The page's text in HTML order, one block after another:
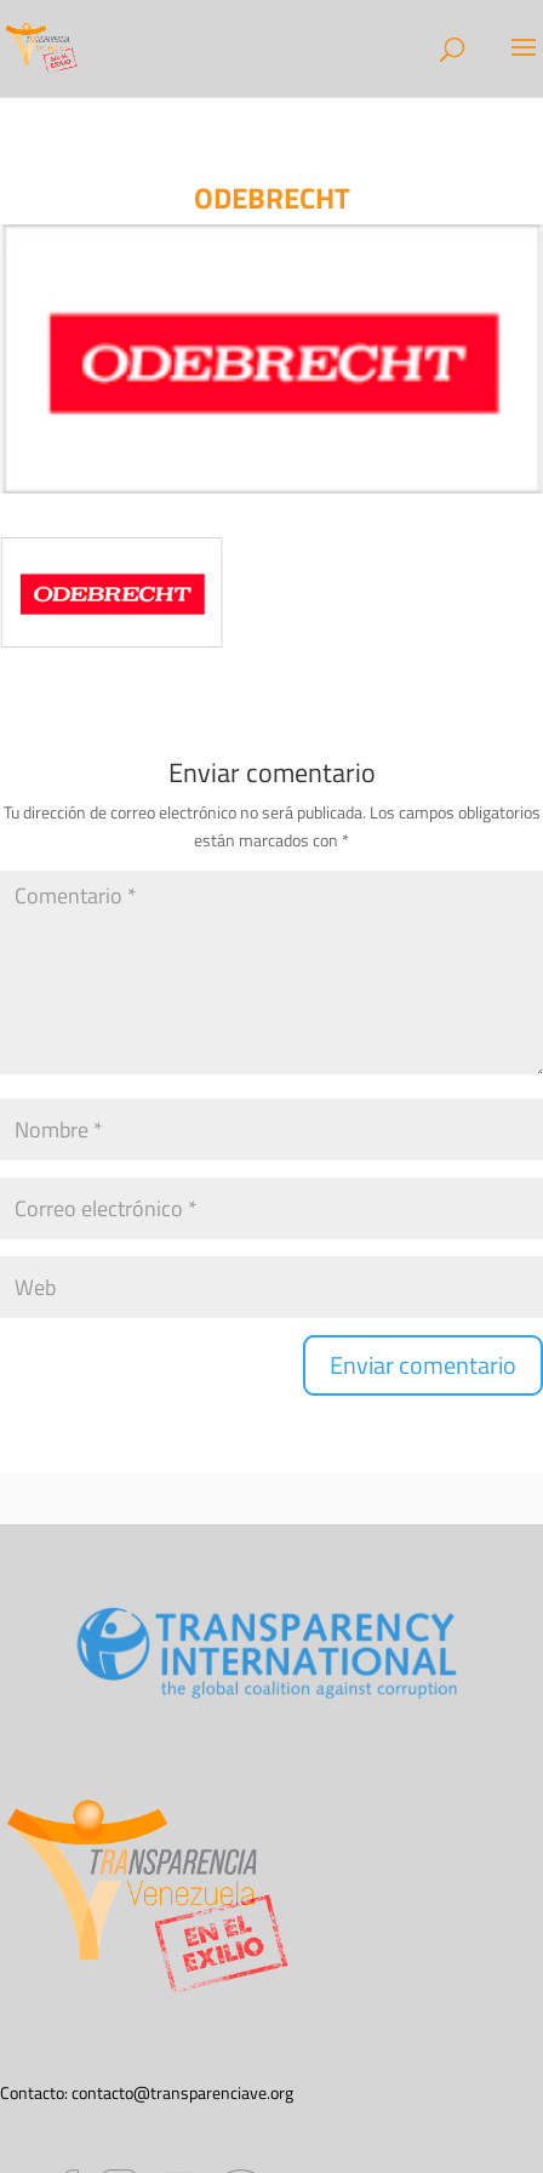
ODEBRECHT
Enviar comentario
Tu dirección de correo electrónico no será publicada. Los campos obligatorios
están marcados con *
Contacto:contacto@transparenciave.org